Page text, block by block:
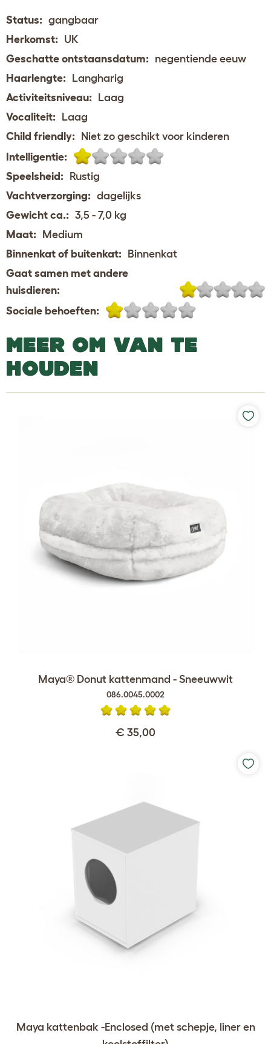
Status: gangbaar
Herkomst: UK
Geschatte ontstaansdatum: negentiende eeuw
Haarlengte: Langharig
Activiteitsniveau: Laag
Vocaliteit: Laag
Child friendly: Niet zo geschikt voor kinderen
Intelligentie:
Speelsheid: Rustig
Vachtverzorging: dagelijks
Gewicht ca.: 3,5 - 7,0 kg
Maat: Medium
Binnenkat of buitenkat: Binnenkat
Gaat samen met andere
huisdieren:
Sociale behoeften:
MEER OM VAN TE
HOUDEN
Maya® Donut kattenmand - Sneeuwwit
086.0045.0002
€ 35,00
Maya kattenbak -Enclosed (met schepje, liner en